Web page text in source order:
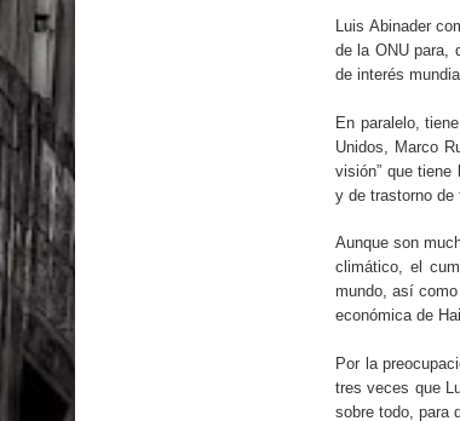
Luis Abinader
de la ONU para,
de interés
En paralelo,
Unidos, Marco
visión” que tiene
y de trastorno de
Aunque son
climático, el
mundo, así
económica de
Por la
tres veces que
sobre todo, para